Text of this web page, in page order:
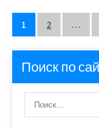
записей
1 2 …
Поиск по